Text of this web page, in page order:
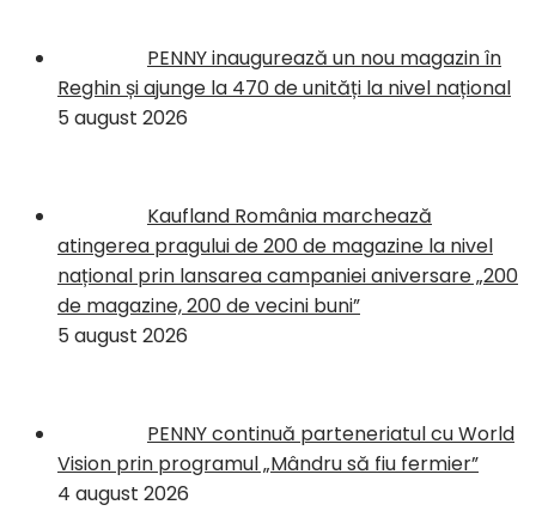
PENNY inaugurează un nou magazin în
Reghin și ajunge la 470 de unități la nivel național
5 august 2026
Kaufland România marchează
atingerea pragului de 200 de magazine la nivel
național prin lansarea campaniei aniversare „200
de magazine, 200 de vecini buni”
5 august 2026
PENNY continuă parteneriatul cu World
Vision prin programul „Mândru să fiu fermier”
4 august 2026